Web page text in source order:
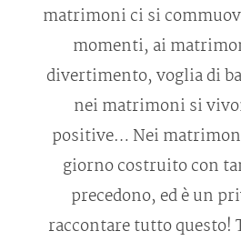
matrimoni ci si
momenti, ai
divertimento, voglia di
nei matrimoni si
positive… Nei
giorno costruito con
precedono, ed è un
raccontare tutto questo!